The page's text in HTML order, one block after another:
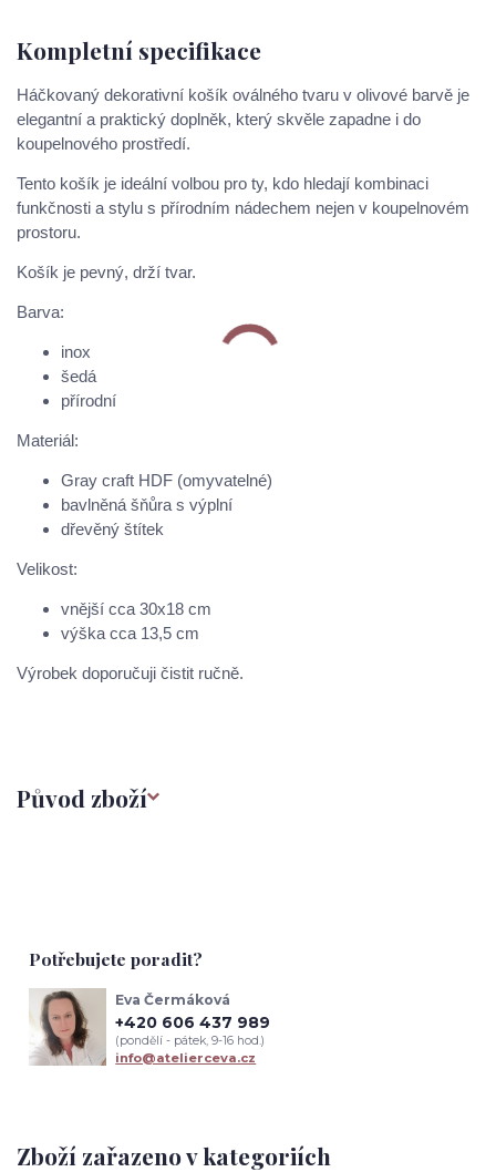
Kompletní specifikace
Háčkovaný dekorativní košík oválného tvaru v olivové barvě je
elegantní a praktický doplněk, který skvěle zapadne i do
koupelnového prostředí.
Tento košík je ideální volbou pro ty, kdo hledají kombinaci
funkčnosti a stylu s přírodním nádechem nejen v koupelnovém
prostoru.
Košík je pevný, drží tvar.
Barva:
inox
šedá
přírodní
Materiál:
Gray craft HDF (omyvatelné)
bavlněná šňůra s výplní
dřevěný štítek
Velikost:
vnější cca 30x18 cm
výška cca 13,5 cm
Výrobek doporučuji čistit ručně.
Původ zboží
Zboží zařazeno v kategoriích
Potřebujete poradit?
Eva Čermáková
+420 606 437 989
(pondělí - pátek, 9-16 hod.)
info@atelierceva.cz